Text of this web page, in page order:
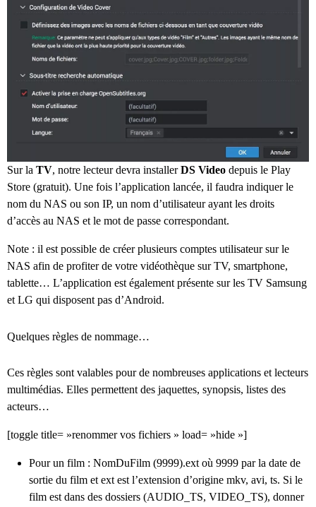
Sur la TV, notre lecteur devra installerDS Video depuis le Play
Store (gratuit). Une fois l’application lancée, il faudra indiquer le
nom du NAS ou son IP, un nom d’utilisateur ayant les droits
d’accès au NAS et le mot de passe correspondant.
Note : il est possible de créer plusieurs comptes utilisateur sur le
NAS afin de profiter de votre vidéothèque sur TV, smartphone,
tablette… L’application est également présente sur les TV Samsung
et LG qui disposent pas d’Android.
Quelques règles de nommage…
Ces règles sont valables pour de nombreuses applications et lecteurs
multimédias. Elles permettent des jaquettes, synopsis, listes des
acteurs…
[toggle title= »renommer vos fichiers » load= »hide »]
Pour un film : NomDuFilm (9999).ext où 9999 par la date de
sortie du film et ext est l’extension d’origine mkv, avi, ts. Si le
film est dans des dossiers (AUDIO_TS, VIDEO_TS), donner